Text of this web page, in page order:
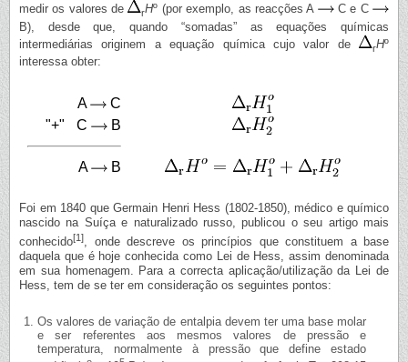
medir os valores de
rHº (por exemplo, as reacções A
C e C
B), desde que, quando “somadas” as equações químicas
intermediárias originem a equação química cujo valor de
rHº
interessa obter:
A
C
"+"
C B
A B
Foi em 1840 que Germain Henri Hess (1802-1850), médico e químico
nascido na Suíça e naturalizado russo, publicou o seu artigo mais
conhecido[1]
, onde descreve os princípios que constituem a base
daquela que é hoje conhecida como Lei de Hess, assim denominada
em sua homenagem. Para a correcta aplicação/utilização da Lei de
Hess, tem de se ter em consideração os seguintes pontos:
Os valores de variação de entalpia devem ter uma base molar
e ser referentes aos mesmos valores de pressão e
temperatura, normalmente à pressão que define estado